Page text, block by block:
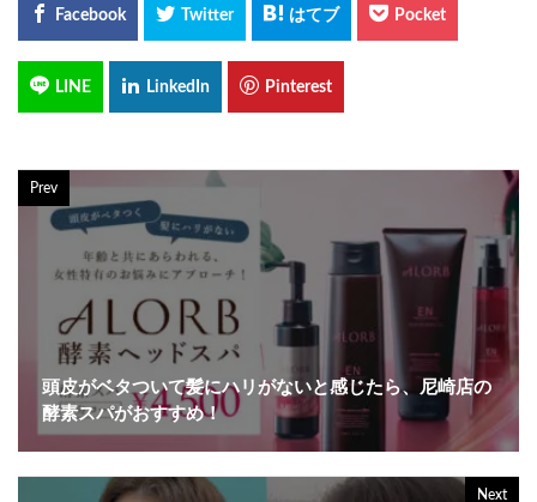
Prev
頭皮がベタついて髪にハリがないと感じたら、尼崎店の
酵素スパがおすすめ！
Next